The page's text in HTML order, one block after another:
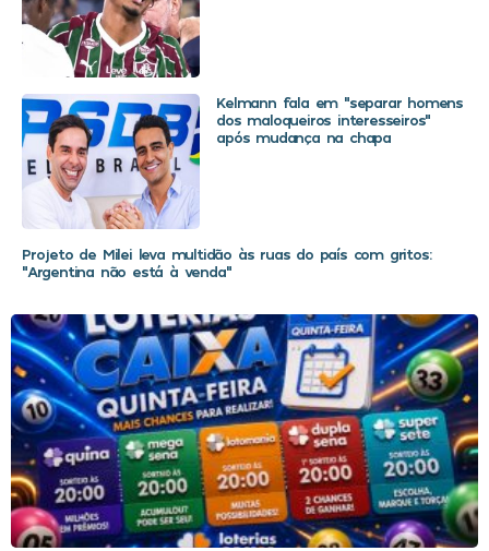
Kelmann fala em “separar homens
dos maloqueiros interesseiros”
após mudança na chapa
Projeto de Milei leva multidão às ruas do país com gritos:
“Argentina não está à venda”